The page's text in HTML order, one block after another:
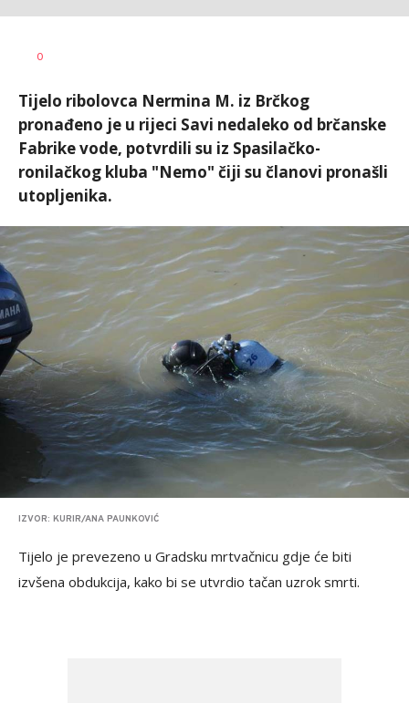
AUTOR
0
Tijelo ribolovca Nermina M. iz Brčkog
pronađeno je u rijeci Savi nedaleko od brčanske
Fabrike vode, potvrdili su iz Spasilačko-
ronilačkog kluba "Nemo" čiji su članovi pronašli
utopljenika.
IZVOR: KURIR/ANA PAUNKOVIĆ
Tijelo je prevezeno u Gradsku mrtvačnicu gdje će biti
izvšena obdukcija, kako bi se utvrdio tačan uzrok smrti.